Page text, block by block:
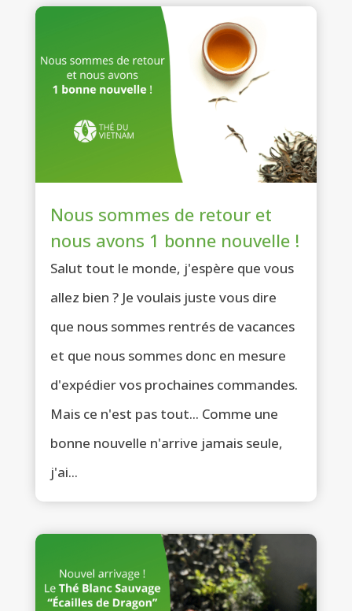
Nous sommes de retour et
nous avons 1 bonne nouvelle !
Salut tout le monde, j'espère que vous
allez bien ? Je voulais juste vous dire
que nous sommes rentrés de vacances
et que nous sommes donc en mesure
d'expédier vos prochaines commandes.
Mais ce n'est pas tout... Comme une
bonne nouvelle n'arrive jamais seule,
j'ai...